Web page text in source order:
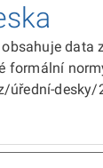
data
formální
úřední-desky/